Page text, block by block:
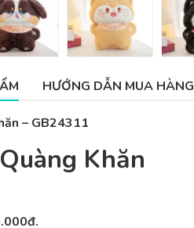
HƯỚNG DẪN MUA HÀNG
– GB24311
Khăn